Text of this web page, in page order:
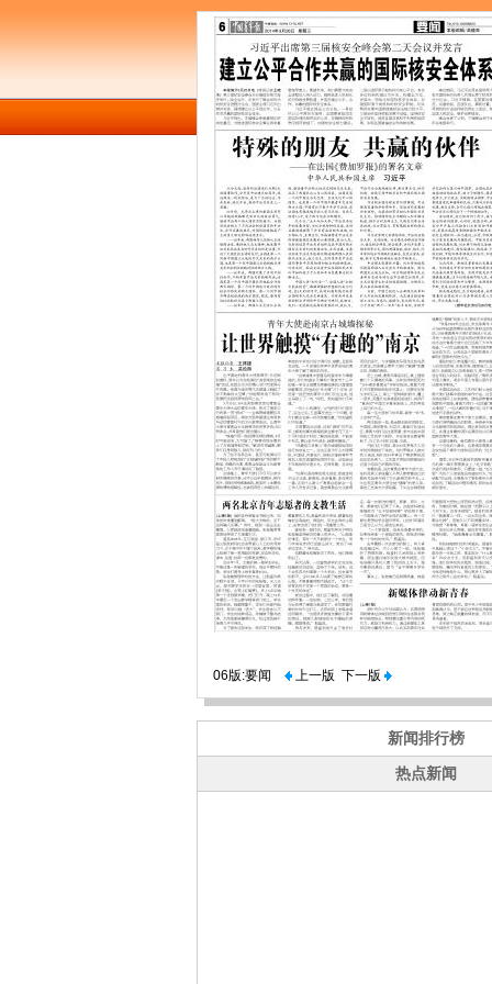
06版:要闻 上一版 下一版
新闻排行榜
热点新闻